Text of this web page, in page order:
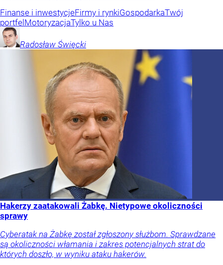
Finanse i inwestycjeFirmy i rynkiGospodarkaTwój
portfel MotoryzacjaTylko u Nas
Radosław Święcki
Hakerzy zaatakowali Żabkę. Nietypowe okoliczności
sprawy
Cyberatak na Żabkę został zgłoszony służbom. Sprawdzane
są okoliczności włamania i zakres potencjalnych strat do
których doszło, w wyniku ataku hakerów.